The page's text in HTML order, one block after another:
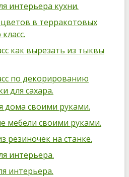
интерьера кухни.
в терракотовых
как вырезать из тыквы
по декорированию
для сахара.
дома своими руками.
мебели своими руками.
резиночек на станке.
интерьера.
интерьера.